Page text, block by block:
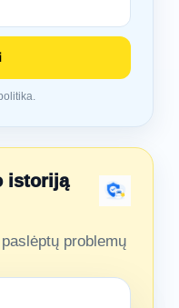
istoriją
problemų